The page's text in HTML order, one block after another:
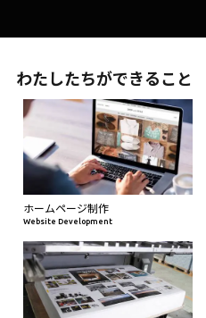
わたしたちができること
ホームページ制作
Website Development